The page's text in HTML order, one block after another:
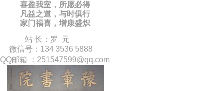
喜盈我室，所愿必得
凡益之道，与时俱行
家门福喜，增康盛炽
站 长：罗 元
微信号：134 3536 5888
QQ邮箱 ： 251547599@qq.com